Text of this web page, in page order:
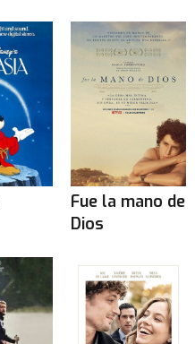
Fue la mano de
Dios